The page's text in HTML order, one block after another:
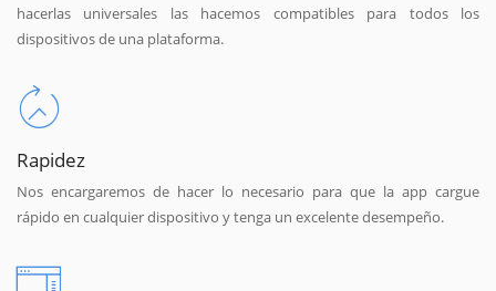
hacerlas universales las hacemos compatibles para todos los
dispositivos de una plataforma.
Rapidez
Nos encargaremos de hacer lo necesario para que la app cargue
rápido en cualquier dispositivo y tenga un excelente desempeño.